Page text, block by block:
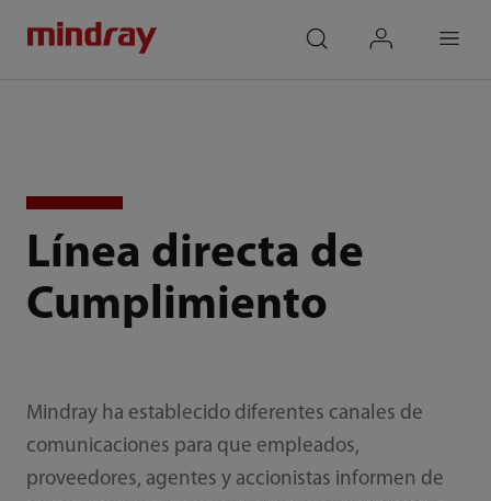
Línea directa de
Cumplimiento
Mindray ha establecido diferentes canales de
comunicaciones para que empleados,
proveedores, agentes y accionistas informen de